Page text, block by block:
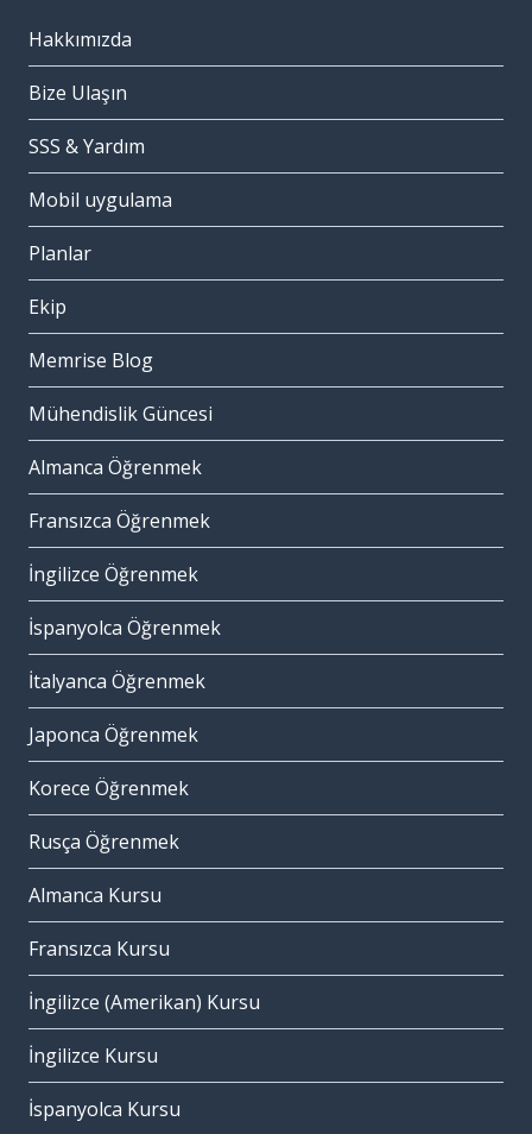
Hakkımızda
Bize Ulaşın
SSS & Yardım
Mobil uygulama
Planlar
Ekip
Memrise Blog
Mühendislik Güncesi
Almanca Öğrenmek
Fransızca Öğrenmek
İngilizce Öğrenmek
İspanyolca Öğrenmek
İtalyanca Öğrenmek
Japonca Öğrenmek
Korece Öğrenmek
Rusça Öğrenmek
Almanca Kursu
Fransızca Kursu
İngilizce (Amerikan) Kursu
İngilizce Kursu
İspanyolca Kursu